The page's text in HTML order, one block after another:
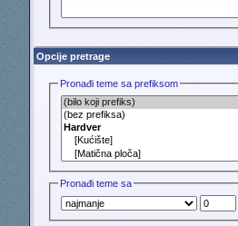
Opcije pretrage
Pronađi teme sa prefiksom
Pronađi teme sa